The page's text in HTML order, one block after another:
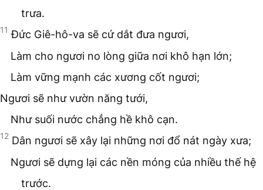
trưa.
11 Đức Giê-hô-va sẽ cứ dắt đưa ngươi,
Làm cho ngươi no lòng giữa nơi khô hạn lớn;
Làm vững mạnh các xương cốt ngươi;
Ngươi sẽ như vườn năng tưới,
Như suối nước chẳng hề khô cạn.
12 Dân ngươi sẽ xây lại những nơi đổ nát ngày xưa;
Ngươi sẽ dựng lại các nền móng của nhiều thế hệ
trước.